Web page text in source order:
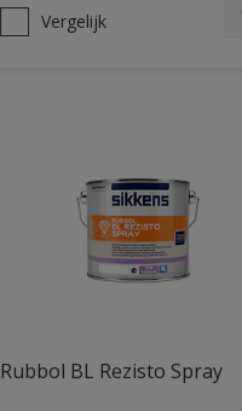
Vergelijk
Rubbol BL Rezisto Spray